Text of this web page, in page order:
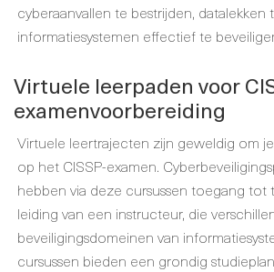
cyberaanvallen te bestrijden, datalekken
informatiesystemen effectief te
Virtuele leerpaden voor
examenvoorbereiding
Virtuele leertrajecten zijn geweldig om
op het CISSP-examen.
hebben via deze cursussen toegang tot
leiding van een instructeur, die
beveiligingsdomeinen van
cursussen bieden een grondig